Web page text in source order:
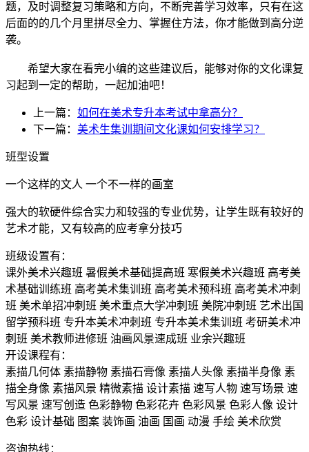
题，及时调整复习策略和方向，不断完善学习效率，只有在这
后面的的几个月里拼尽全力、掌握住方法，你才能做到高分逆
袭。
希望大家在看完小编的这些建议后，能够对你的文化课复
习起到一定的帮助，一起加油吧！
上一篇： 如何在美术专升本考试中拿高分？
下一篇： 美术生集训期间文化课如何安排学习？
班型设置
一个这样的文人 一个不一样的画室
强大的软硬件综合实力和较强的专业优势，让学生既有较好的
艺术才能，又有较高的应考拿分技巧
班级设置有：
课外美术兴趣班 暑假美术基础提高班 寒假美术兴趣班 高考美
术基础训练班 高考美术集训班 高考美术预科班 高考美术冲刺
班 美术单招冲刺班 美术重点大学冲刺班 美院冲刺班 艺术出国
留学预科班 专升本美术冲刺班 专升本美术集训班 考研美术冲
刺班 美术教师进修班 油画风景速成班 业余兴趣班
开设课程有：
素描几何体 素描静物 素描石膏像 素描人头像 素描半身像 素
描全身像 素描风景 精微素描 设计素描 速写人物 速写场景 速
写风景 速写创造 色彩静物 色彩花卉 色彩风景 色彩人像 设计
色彩 设计基础 图案 装饰画 油画 国画 动漫 手绘 美术欣赏
咨询热线：